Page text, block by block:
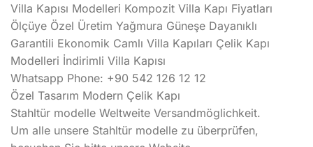
Villa Kapısı Modelleri Kompozit Villa Kapı Fiyatları
Ölçüye Özel Üretim Yağmura Güneşe Dayanıklı
Garantili Ekonomik Camlı Villa Kapıları Çelik Kapı
Modelleri İndirimli Villa Kapısı
Whatsapp Phone: +90 542 126 12 12
Özel Tasarım Modern Çelik Kapı
Stahltür modelle Weltweite Versandmöglichkeit.
Um alle unsere Stahltür modelle zu überprüfen,